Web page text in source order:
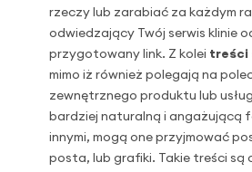
rzeczy lub zarabiać za każdym
odwiedzający Twój serwis klinie
przygotowany link. Z kolei treści
mimo iż również polegają na
zewnętrznego produktu lub
bardziej naturalną i angażującą
innymi, mogą one przyjmować
posta, lub grafiki. Takie treści są